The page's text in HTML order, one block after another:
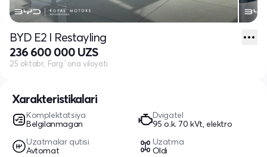
Xarakteristikalari
Komplektatsiya
Belgilanmagan
Dvigatel
95 o.k. 70 kVt, elektro
Uzatmalar qutisi
Avtomat
Uzatma
Oldi
BYD E2 I Restayling
236 600 000 UZS
25 oktabr, Farg`ona viloyati